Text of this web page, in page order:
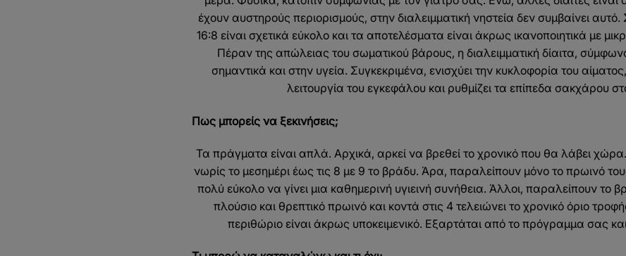
έχουν αυστηρούς περιορισμούς, στην διαλειμματική νηστεία δεν συμβαίνει αυτό.
16:8 είναι σχετικά εύκολο και τα αποτελέσματα είναι άκρως ικανοποιητικά με
Πέραν της απώλειας του σωματικού βάρους, η διαλειμματική δίαιτα,
σημαντικά και στην υγεία. Συγκεκριμένα, ενισχύει την κυκλοφορία του
λειτουργία του εγκεφάλου και ρυθμίζει τα επίπεδα σακχάρου
Πως μπορείς να ξεκινήσεις;
Τα πράγματα είναι απλά. Αρχικά, αρκεί να βρεθεί το χρονικό που θα λάβει
νωρίς το μεσημέρι έως τις 8 με 9 το βράδυ. Άρα, παραλείπουν μόνο το πρωινό
πολύ εύκολο να γίνει μια καθημερινή υγιεινή συνήθεια. Άλλοι, παραλείπουν το
πλούσιο και θρεπτικό πρωινό και κοντά στις 4 τελειώνει το χρονικό όριο
περιθώριο είναι άκρως υποκειμενικό. Εξαρτάται από το πρόγραμμα σας